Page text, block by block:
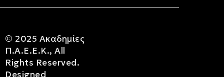
© 2025 Ακαδημίες
Π.Α.Ε.Ε.Κ., All
Rights Reserved.
Designed